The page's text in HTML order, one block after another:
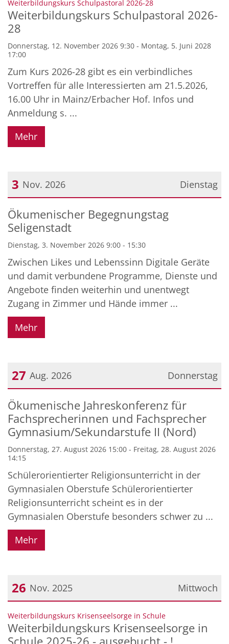
Weiterbildungskurs Schulpastoral 2026-28:
Weiterbildungskurs Schulpastoral 2026-
28
Donnerstag, 12. November 2026 9:30 - Montag, 5. Juni 2028
17:00
Zum Kurs 2026-28 gibt es ein verbindliches
Vortreffen für alle Interessierten am 21.5.2026,
16.00 Uhr in Mainz/Erbacher Hof. Infos und
Anmeldung s. ...
Mehr
Dienstag
3 Nov. 2026
Datum: 3. November 2026
Ökumenischer Begegnungstag
Seligenstadt
Dienstag, 3. November 2026 9:00 - 15:30
Zwischen Likes und Lebenssinn Digitale Geräte
und damit verbundene Programme, Dienste und
Angebote finden weiterhin und unentwegt
Zugang in Zimmer und Hände immer ...
Mehr
Donnerstag
27 Aug. 2026
Datum: 27. August 2026
Ökumenische Jahreskonferenz für
Fachsprecherinnen und Fachsprecher
Gymnasium/Sekundarstufe II (Nord)
Donnerstag, 27. August 2026 15:00 - Freitag, 28. August 2026
14:15
Schülerorientierter Religionsunterricht in der
Gymnasialen Oberstufe Schülerorientierter
Religionsunterricht scheint es in der
Gymnasialen Oberstufe besonders schwer zu ...
Mehr
Mittwoch
26 Nov. 2025
Datum: 26. November 2025
Weiterbildungskurs Krisenseelsorge in Schule:
Weiterbildungskurs Krisenseelsorge in